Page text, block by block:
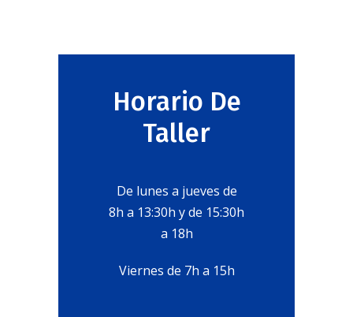
Horario De
Taller
De lunes a jueves de
8h a 13:30h y de 15:30h
a 18h
Viernes de 7h a 15h